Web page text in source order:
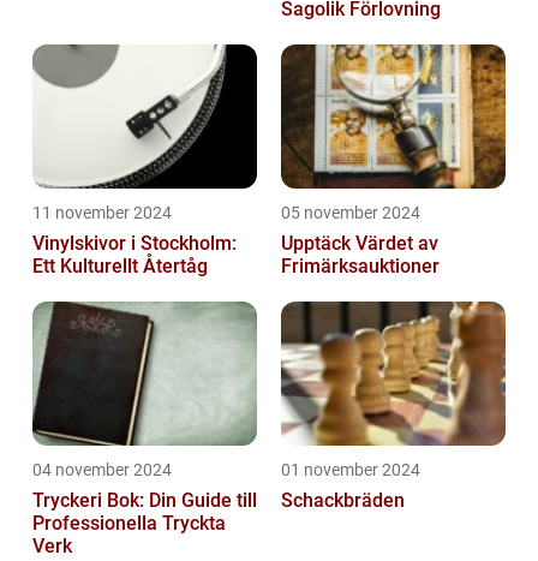
Sagolik Förlovning
11 november 2024
Vinylskivor i Stockholm:
Ett Kulturellt Återtåg
05 november 2024
Upptäck Värdet av
Frimärksauktioner
04 november 2024
Tryckeri Bok: Din Guide till
Professionella Tryckta
Verk
01 november 2024
Schackbräden